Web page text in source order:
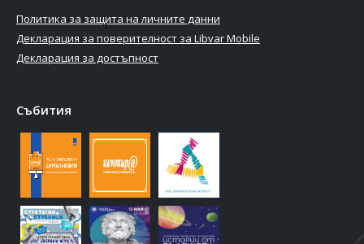
Политика за защита на личните данни
Декларация за поверителност за Libvar Mobile
Декларация за достъпност
Събития